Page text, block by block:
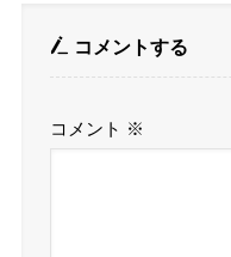
コメントする
コメント ※